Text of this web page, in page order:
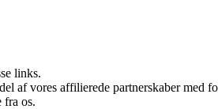
links.
vores affilierede partnerskaber med
fra os.